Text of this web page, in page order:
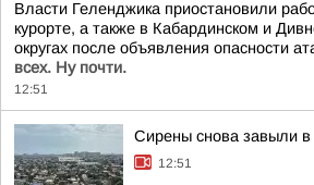
Власти Геленджика приостановили
курорте, а также в Кабардинском и
округах после объявления опасности
всех. Ну почти.
12:51
Сирены снова завыли в
12:51